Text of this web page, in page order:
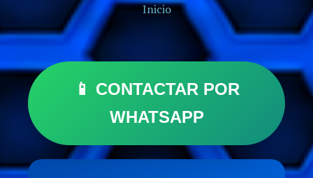
Inicio
📱 CONTACTAR POR
WHATSAPP